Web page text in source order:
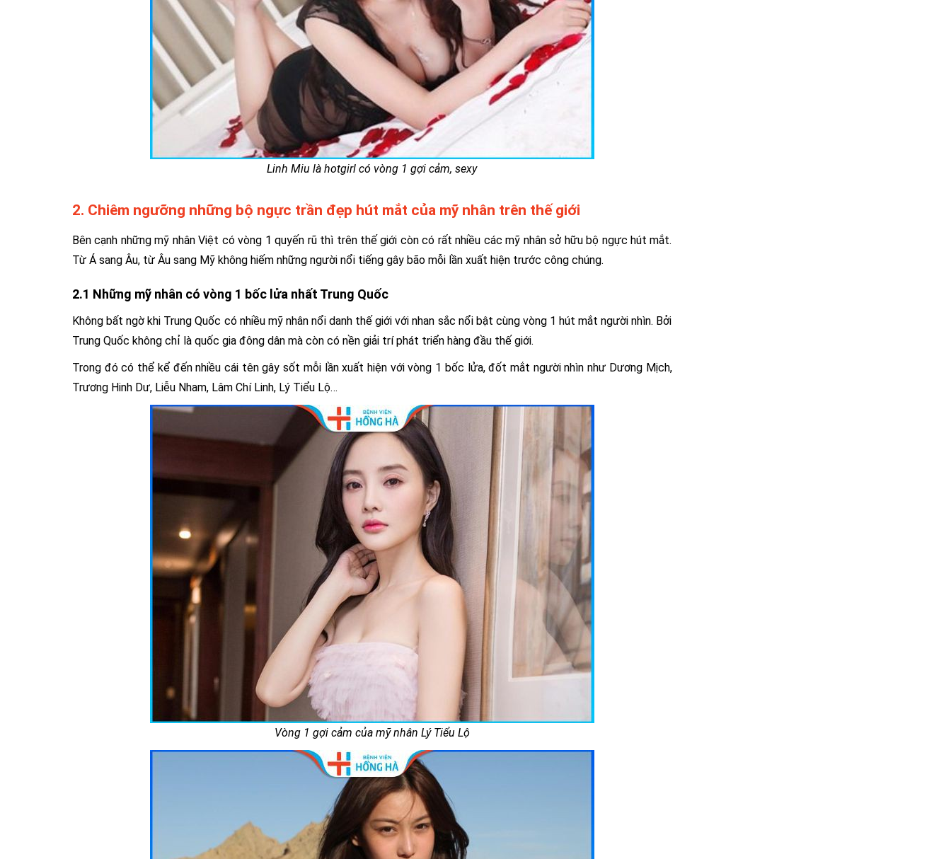
Linh Miu là hotgirl có vòng 1 gợi cảm, sexy
2. Chiêm ngưỡng những bộ ngực trần đẹp hút mắt của mỹ nhân trên thế giới
Bên cạnh những mỹ nhân Việt có vòng 1 quyến rũ thì trên thế giới còn có rất nhiều các mỹ nhân sở hữu bộ ngực hút mắt.
Từ Á sang Âu, từ Âu sang Mỹ không hiếm những người nổi tiếng gây bão mỗi lần xuất hiện trước công chúng.
2.1 Những mỹ nhân có vòng 1 bốc lửa nhất Trung Quốc
Không bất ngờ khi Trung Quốc có nhiều mỹ nhân nổi danh thế giới với nhan sắc nổi bật cùng vòng 1 hút mắt người nhìn. Bởi
Trung Quốc không chỉ là quốc gia đông dân mà còn có nền giải trí phát triển hàng đầu thế giới.
Trong đó có thể kể đến nhiều cái tên gây sốt mỗi lần xuất hiện với vòng 1 bốc lửa, đốt mắt người nhìn như Dương Mịch,
Trương Hinh Dư, Liễu Nham, Lâm Chí Linh, Lý Tiểu Lộ…
Vòng 1 gợi cảm của mỹ nhân Lý Tiểu Lộ